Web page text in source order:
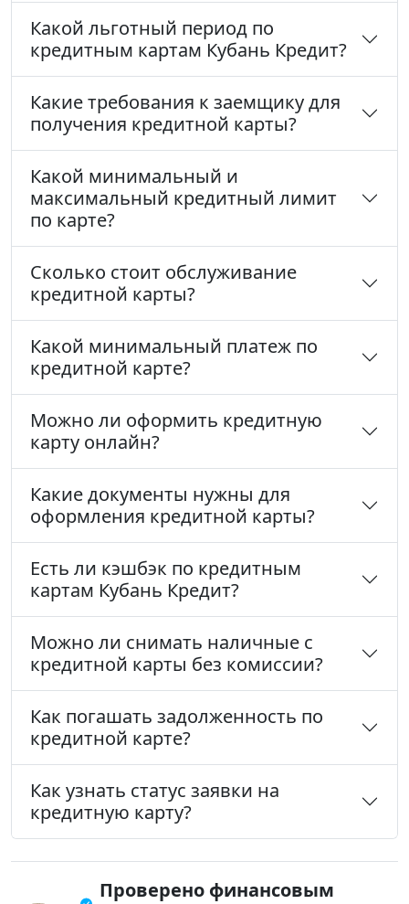
Какой льготный период по
кредитным картам Кубань Кредит?
Какие требования к заемщику для
получения кредитной карты?
Какой минимальный и
максимальный кредитный лимит
по карте?
Сколько стоит обслуживание
кредитной карты?
Какой минимальный платеж по
кредитной карте?
Можно ли оформить кредитную
карту онлайн?
Какие документы нужны для
оформления кредитной карты?
Есть ли кэшбэк по кредитным
картам Кубань Кредит?
Можно ли снимать наличные с
кредитной карты без комиссии?
Как погашать задолженность по
кредитной карте?
Как узнать статус заявки на
кредитную карту?
Проверено финансовым